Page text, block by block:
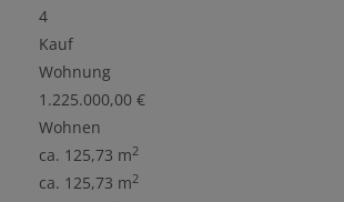
4
Kauf
Wohnung
1.225.000,00 €
Wohnen
ca. 125,73 m2
ca. 125,73 m2